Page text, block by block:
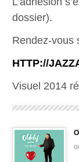
dossier).
Rendez-vous
HTTP://
Visuel 2014